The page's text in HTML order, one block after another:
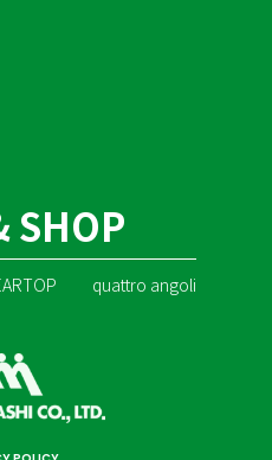
SHOP
quattro angoli